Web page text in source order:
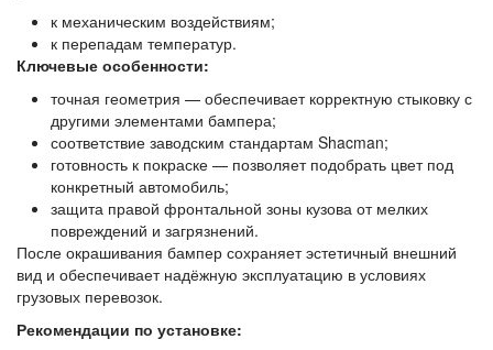
к механическим воздействиям;
к перепадам температур.
Ключевые особенности:
точная геометрия — обеспечивает корректную стыковку с
другими элементами бампера;
соответствие заводским стандартам Shacman;
готовность к покраске — позволяет подобрать цвет под
конкретный автомобиль;
защита правой фронтальной зоны кузова от мелких
повреждений и загрязнений.
После окрашивания бампер сохраняет эстетичный внешний
вид и обеспечивает надёжную эксплуатацию в условиях
грузовых перевозок.
Рекомендации по установке: